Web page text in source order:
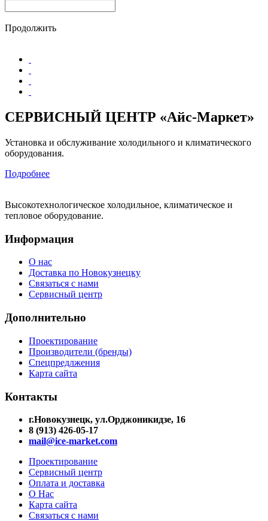
Продолжить
СЕРВИСНЫЙ ЦЕНТР «Айс-Маркет»
Установка и обслуживание холодильного и климатического
оборудования.
Подробнее
Высокотехнологическое холодильное, климатическое и
тепловое оборудование.
Информация
О нас
Доставка по Новокузнецку
Связаться с нами
Сервисный центр
Дополнительно
Проектирование
Производители (бренды)
Спецпредлжения
Карта сайта
Контакты
г.Новокузнецк, ул.Орджоникидзе, 16
8 (913) 426-05-17
mail@ice-market.com
Проектирование
Сервисный центр
Оплата и доставка
О Нас
Карта сайта
Связаться с нами